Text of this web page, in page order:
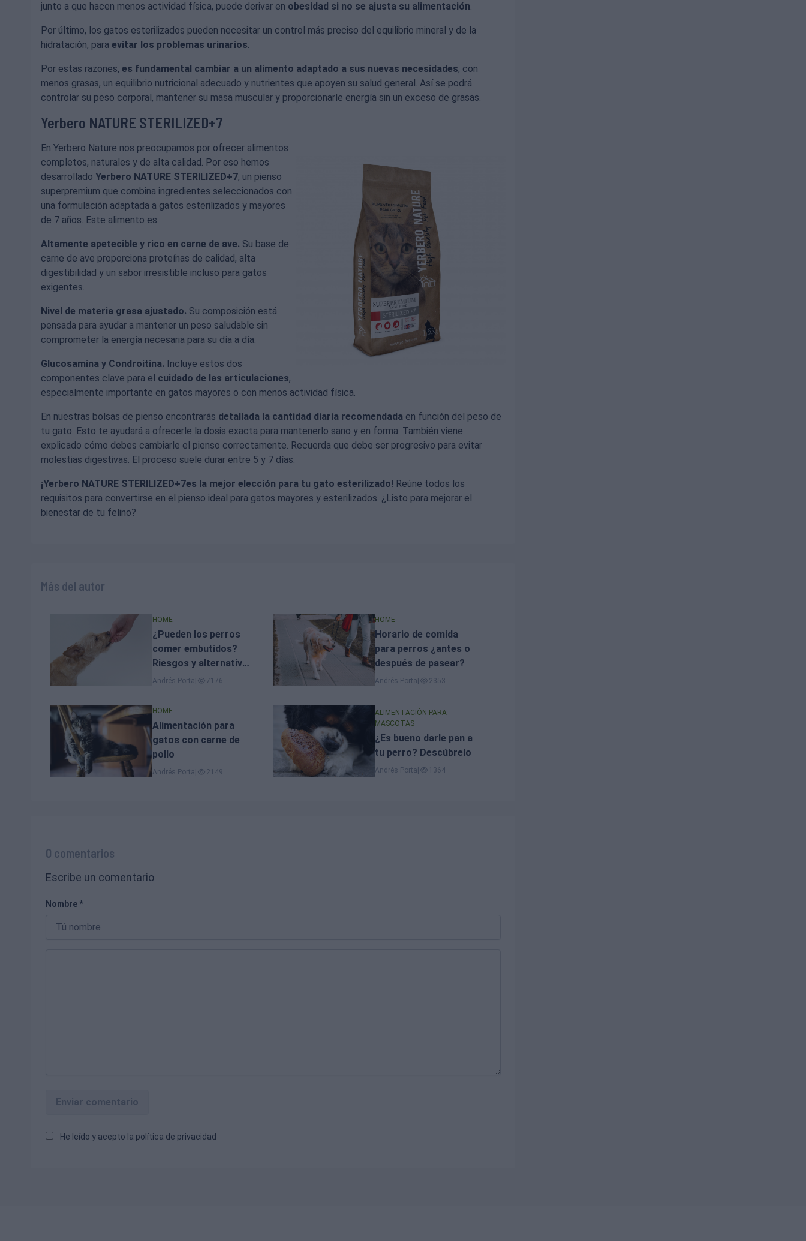
junto a que hacen menos actividad física, puede derivar en obesidad si no se ajusta su alimentación.
Por último, los gatos esterilizados pueden necesitar un control más preciso del equilibrio mineral y de la
hidratación, para evitar los problemas urinarios.
Por estas razones, es fundamental cambiar a un alimento adaptado a sus nuevas necesidades, con
menos grasas, un equilibrio nutricional adecuado y nutrientes que apoyen su salud general. Así se podrá
controlar su peso corporal, mantener su masa muscular y proporcionarle energía sin un exceso de grasas.
Yerbero NATURE STERILIZED+7
En Yerbero Nature nos preocupamos por ofrecer alimentos
completos, naturales y de alta calidad. Por eso hemos
desarrollado Yerbero NATURE STERILIZED+7, un pienso
superpremium que combina ingredientes seleccionados con
una formulación adaptada a gatos esterilizados y mayores
de 7 años. Este alimento es:
Altamente apetecible y rico en carne de ave. Su base de
carne de ave proporciona proteínas de calidad, alta
digestibilidad y un sabor irresistible incluso para gatos
exigentes.
Nivel de materia grasa ajustado. Su composición está
pensada para ayudar a mantener un peso saludable sin
comprometer la energía necesaria para su día a día.
Glucosamina y Condroitina. Incluye estos dos
componentes clave para el cuidado de las articulaciones,
especialmente importante en gatos mayores o con menos actividad física.
En nuestras bolsas de pienso encontrarás detallada la cantidad diaria recomendada en función del peso de
tu gato. Esto te ayudará a ofrecerle la dosis exacta para mantenerlo sano y en forma. También viene
explicado cómo debes cambiarle el pienso correctamente. Recuerda que debe ser progresivo para evitar
molestias digestivas. El proceso suele durar entre 5 y 7 días.
¡Yerbero NATURE STERILIZED+7es la mejor elección para tu gato esterilizado! Reúne todos los
requisitos para convertirse en el pienso ideal para gatos mayores y esterilizados. ¿Listo para mejorar el
bienestar de tu felino?
Más del autor
HOME
¿Pueden los perros
comer embutidos?
Riesgos y alternativas
seguras
Andrés Porta 7176
HOME
Horario de comida
para perros ¿antes o
después de pasear?
Andrés Porta 2353
HOME
Alimentación para
gatos con carne de
pollo
Andrés Porta 2149
ALIMENTACIÓN PARA
MASCOTAS
¿Es bueno darle pan a
tu perro? Descúbrelo
Andrés Porta 1364
0 comentarios
Escribe un comentario
Nombre *
Enviar comentario
He leído y acepto la política de privacidad